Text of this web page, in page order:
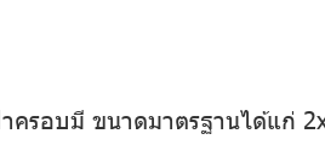
รอบมี ขนาดมาตรฐานได้แก่